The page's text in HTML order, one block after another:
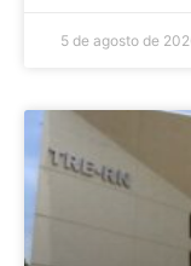
5 de agosto de